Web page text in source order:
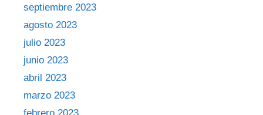
septiembre 2023
agosto 2023
julio 2023
junio 2023
abril 2023
marzo 2023